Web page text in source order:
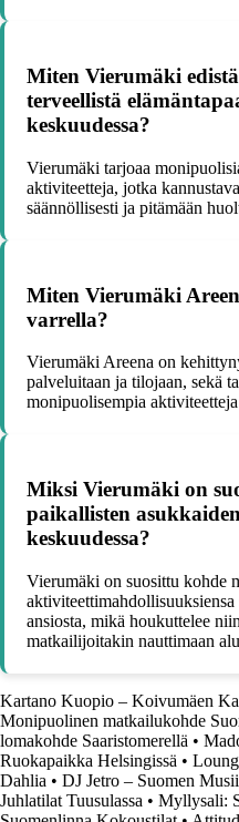
Miten Vierumäki
terveellistä
keskuudessa?
Vierumäki tarjoaa
aktiviteetteja, jotka
säännöllisesti ja pitämään
Miten Vierumäki
varrella?
Vierumäki Areena on
palveluitaan ja tilojaan, sekä
monipuolisempia
Miksi Vierumäki on
paikallisten
keskuudessa?
Vierumäki on suosittu kohde
ansiosta, mikä houkuttelee
matkailijoitakin nauttimaan
Kartano Kuopio – Koivumäen
Monipuolinen matkailukohde
lomakohde Saaristomerellä •
Ruokapaikka Helsingissä •
Dahlia • DJ Jetro – Suomen
Juhlatilat Tuusulassa • Myllysali: